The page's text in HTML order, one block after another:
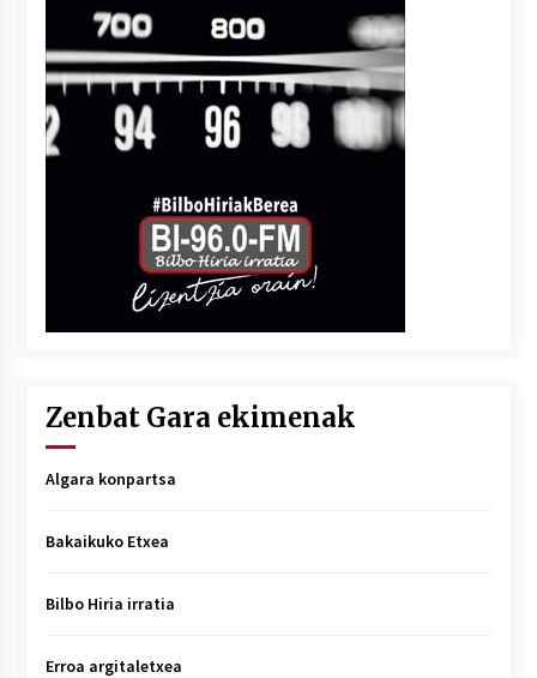
Zenbat Gara ekimenak
Algara konpartsa
Bakaikuko Etxea
Bilbo Hiria irratia
Erroa argitaletxea